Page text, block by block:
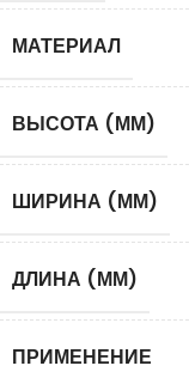
МАТЕРИАЛ
ВЫСОТА (ММ)
ШИРИНА (ММ)
ДЛИНА (ММ)
ПРИМЕНЕНИЕ